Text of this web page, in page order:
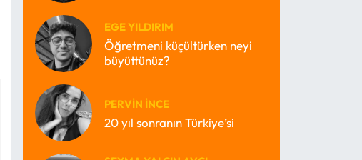
EGE YILDIRIM
Öğretmeni küçültürken neyi
büyüttünüz?
PERVIN İNCE
20 yıl sonranın Türkiye’si